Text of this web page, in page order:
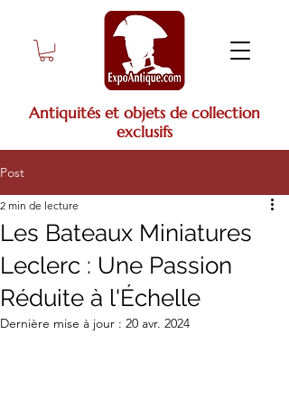
Antiquités et objets de collection
exclusifs
Post
Les Bateaux Miniatures
Leclerc : Une Passion
Réduite à l'Échelle
2 min de lecture
Dernière mise à jour : 20 avr. 2024